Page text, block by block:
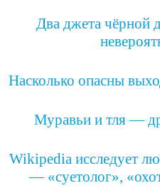
Два джета чёрной
Насколько опасны
Муравьи и тля —
Wikipedia исследует
— «суетолог»,